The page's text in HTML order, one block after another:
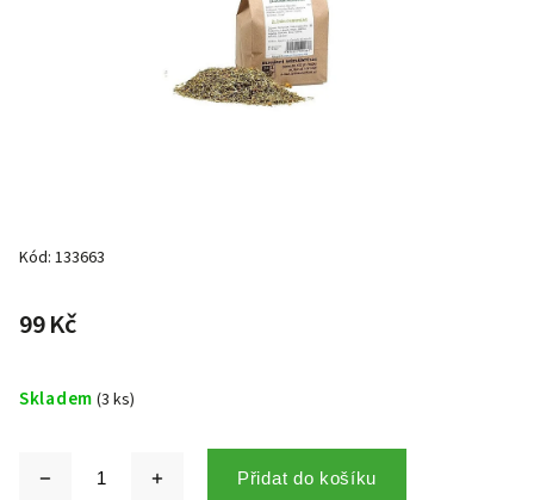
Kód: 133663
99 Kč
Skladem (3 ks)
Přidat do košíku